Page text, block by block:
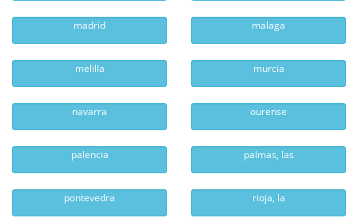
madrid malaga
melilla murcia
navarra ourense
palencia palmas, las
pontevedra rioja, la